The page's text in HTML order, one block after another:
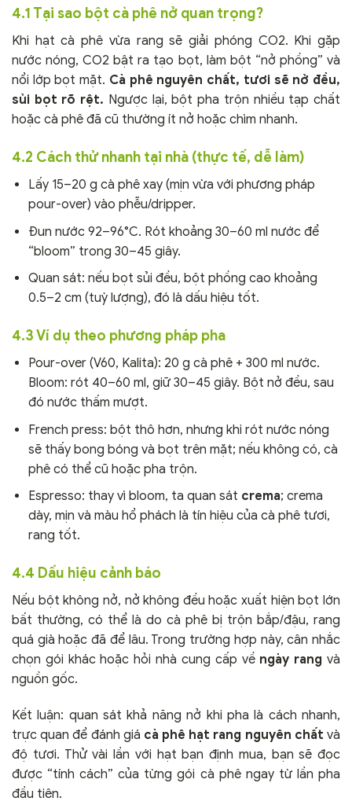
4.1 Tại sao bột cà phê nở quan trọng?
Khi hạt cà phê vừa rang sẽ giải phóng CO2. Khi gặp
nước nóng, CO2 bật ra tạo bọt, làm bột “nở phồng” và
nổi lớp bọt mặt. Cà phê nguyên chất, tươi sẽ nở đều,
sủi bọt rõ rệt. Ngược lại, bột pha trộn nhiều tạp chất
hoặc cà phê đã cũ thường ít nở hoặc chìm nhanh.
4.2 Cách thử nhanh tại nhà (thực tế, dễ làm)
Lấy 15–20 g cà phê xay (mịn vừa với phương pháp
pour-over) vào phễu/dripper.
Đun nước 92–96°C. Rót khoảng 30–60 ml nước để
“bloom” trong 30–45 giây.
Quan sát: nếu bọt sủi đều, bột phồng cao khoảng
0.5–2 cm (tuỳ lượng), đó là dấu hiệu tốt.
4.3 Ví dụ theo phương pháp pha
Pour-over (V60, Kalita): 20 g cà phê + 300 ml nước.
Bloom: rót 40–60 ml, giữ 30–45 giây. Bột nở đều, sau
đó nước thấm mượt.
French press: bột thô hơn, nhưng khi rót nước nóng
sẽ thấy bong bóng và bọt trên mặt; nếu không có, cà
phê có thể cũ hoặc pha trộn.
Espresso: thay vì bloom, ta quan sát crema; crema
dày, mịn và màu hổ phách là tín hiệu của cà phê tươi,
rang tốt.
4.4 Dấu hiệu cảnh báo
Nếu bột không nở, nở không đều hoặc xuất hiện bọt lớn
bất thường, có thể là do cà phê bị trộn bắp/đậu, rang
quá già hoặc đã để lâu. Trong trường hợp này, cân nhắc
chọn gói khác hoặc hỏi nhà cung cấp về ngày rang và
nguồn gốc.
Kết luận: quan sát khả năng nở khi pha là cách nhanh,
trực quan để đánh giá cà phê hạt rang nguyên chất và
độ tươi. Thử vài lần với hạt bạn định mua, bạn sẽ đọc
được “tính cách” của từng gói cà phê ngay từ lần pha
đầu tiên.